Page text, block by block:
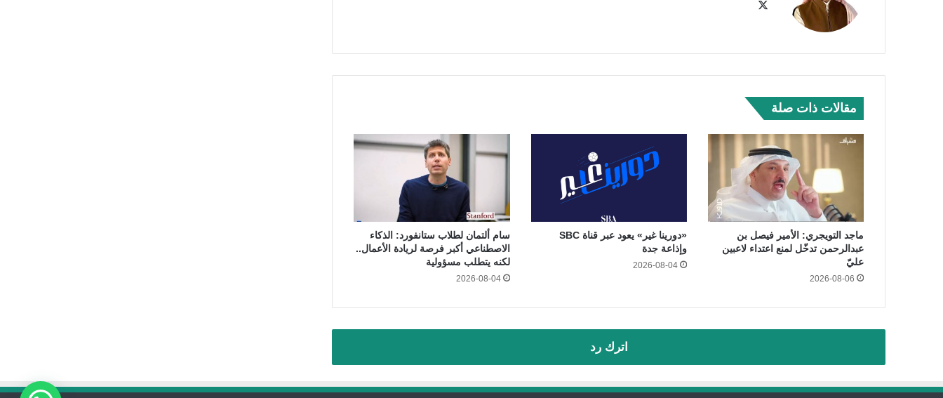
مقالات ذات صلة
ماجد التويجري: الأمير فيصل بن
عبدالرحمن تدخّل لمنع اعتداء لاعبين
عليّ
2026-08-06
«دورينا غير» يعود عبر قناة SBC
وإذاعة جدة
2026-08-04
سام ألتمان لطلاب ستانفورد: الذكاء
الاصطناعي أكبر فرصة لريادة الأعمال..
لكنه يتطلب مسؤولية
2026-08-04
اترك رد